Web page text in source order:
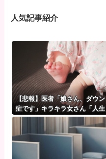
人気記事紹介
【悲報】医者「娘さん、ダウン
症です」キラキラ女さん「人生
終わった」⇒絶望へ！！！！